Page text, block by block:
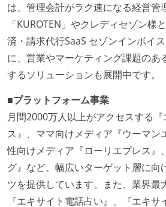
は、管理会計がラク速になる経営管
「KUROTEN」やクレディセゾン様
済・請求代行SaaS セゾンインボイ
に、営業やマーケティング課題のあ
するソリューションも展開中です。
■プラットフォーム事業
月間2000万人以上がアクセスする
ス』、ママ向けメディア『ウーマン
性向けメディア『ローリエプレス』
グ』など、幅広いターゲット層に向
ツを提供しています。また、業界最
『エキサイト電話占い』、『エキ